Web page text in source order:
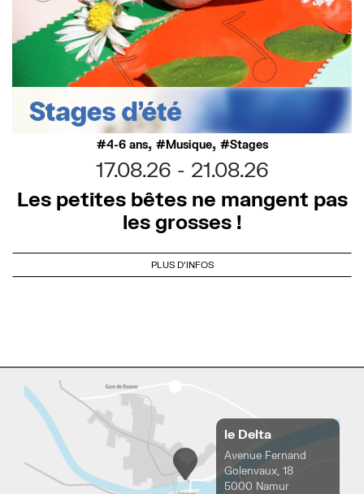
4-6 ans, Musique, Stages
17.08.26
21.08.26
Les petites bêtes ne mangent pas
les grosses !
PLUS D'INFOS
le Delta
Avenue Fernand
Golenvaux, 18
5000 Namur